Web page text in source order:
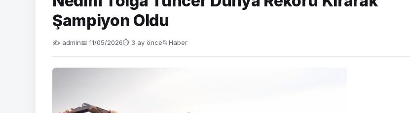
Şampiyon Oldu
✍️ admin📅 11/05/2026⏱ 3 ay önce📂Haber